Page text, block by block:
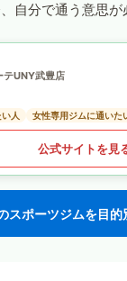
自分で通う意思
テUNY武豊店
人
女性専用ジムに通いた
公式サイトを見
スポーツジムを目的